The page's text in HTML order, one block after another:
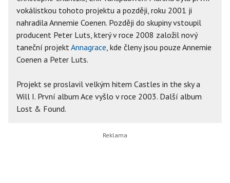
vokálistkou tohoto projektu a později, roku 2001 ji
nahradila Annemie Coenen. Později do skupiny vstoupil
producent Peter Luts, který v roce 2008 založil nový
taneční projekt Annagrace , kde členy jsou pouze Annemie
Coenen a Peter Luts.
Projekt se proslavil velkým hitem Castles in the sky a
Will I. První album Ace vyšlo v roce 2003. Další album
Lost & Found.